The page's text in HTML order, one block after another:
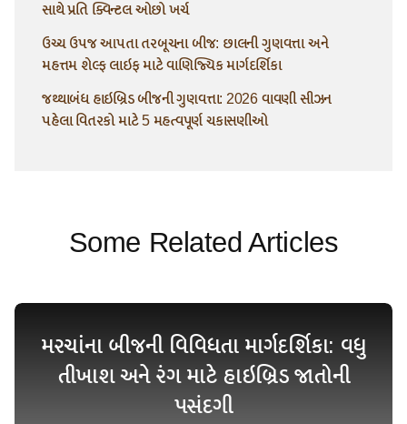
સાથે પ્રતિ ક્વિન્ટલ ઓછો ખર્ચ
ઉચ્ચ ઉપજ આપતા તરબૂચના બીજ: છાલની ગુણવત્તા અને
મહત્તમ શેલ્ફ લાઇફ માટે વાણિજ્યિક માર્ગદર્શિકા
જથ્થાબંધ હાઇબ્રિડ બીજની ગુણવત્તા: 2026 વાવણી સીઝન
પહેલા વિતરકો માટે 5 મહત્વપૂર્ણ ચકાસણીઓ
Some Related Articles
મરચાંના બીજની વિવિધતા માર્ગદર્શિકા: વધુ
તીખાશ અને રંગ માટે હાઇબ્રિડ જાતોની
પસંદગી